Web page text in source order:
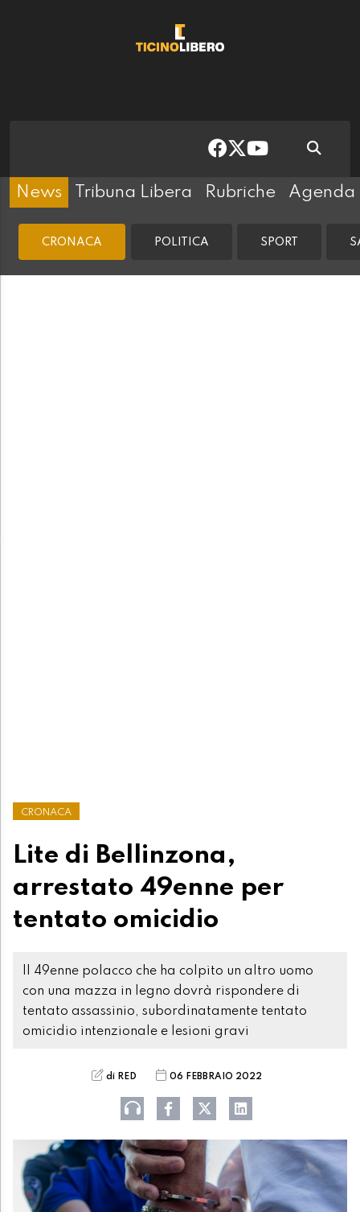
News Tribuna Libera Rubriche Agenda
CRONACA POLITICA SPORT
CRONACA
Lite di Bellinzona,
arrestato 49enne per
tentato omicidio
Il 49enne polacco che ha colpito un altro uomo
con una mazza in legno dovrà rispondere di
tentato assassinio, subordinatamente tentato
omicidio intenzionale e lesioni gravi
di RED 06 FEBBRAIO 2022